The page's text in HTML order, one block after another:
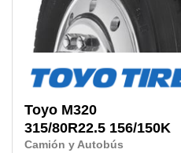
Toyo M320
315/80R22.5 156/150K
Camión y Autobús